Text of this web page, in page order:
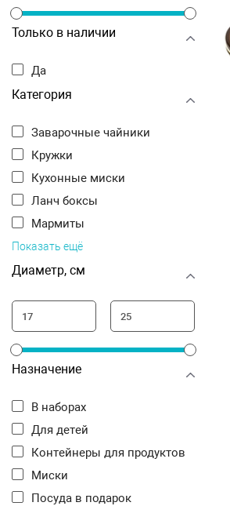
Только в наличии
Да
Категория
Заварочные чайники
Кружки
Кухонные миски
Ланч боксы
Мармиты
Показать ещё
Диаметр, см
Назначение
В наборах
Для детей
Контейнеры для продуктов
Миски
Посуда в подарок